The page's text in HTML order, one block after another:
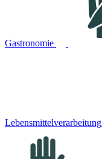
Gastronomie
Lebensmittelverarbeitung